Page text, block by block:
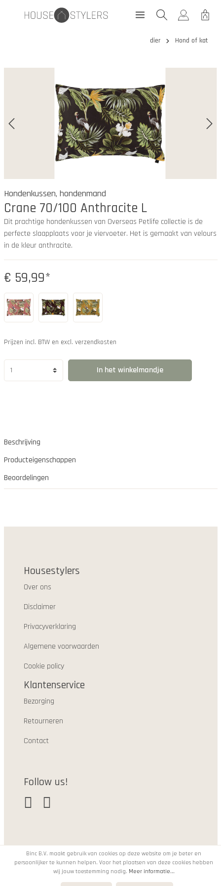
dier Hond of kat
Hondenkussen, hondenmand
Crane 70/100 Anthracite L
Dit prachtige hondenkussen van Overseas Petlife collectie is de
perfecte slaapplaats voor je viervoeter. Het is gemaakt van velours
in de kleur anthracite.
€ 59,99*
Prijzen incl. BTW en excl. verzendkosten
In het winkelmandje
Beschrijving
Producteigenschappen
Beoordelingen
Housestylers
Over ons
Disclaimer
Privacyverklaring
Algemene voorwaarden
Cookie policy
Klantenservice
Bezorging
Retourneren
Contact
Follow us!
© 2021
Binc B.V. maakt gebruik van cookies op deze website om je beter en
persoonlijker te kunnen helpen. Voor het plaatsen van deze cookies hebben
wij jouw toestemming nodig. Meer informatie...